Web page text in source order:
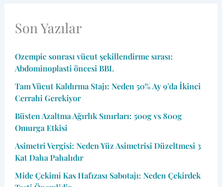
Son Yazılar
Ozempic sonrası vücut şekillendirme sırası:
Abdominoplasti öncesi BBL
Tam Vücut Kaldırma Stajı: Neden 50% Ay 9'da İkinci
Cerrahi Gerekiyor
Büsten Azaltma Ağırlık Sınırları: 500g vs 800g
Omurga Etkisi
Asimetri Vergisi: Neden Yüz Asimetrisi Düzeltmesi 3
Kat Daha Pahalıdır
Mide Çekimi Kas Hafızası Sabotajı: Neden Çekirdek